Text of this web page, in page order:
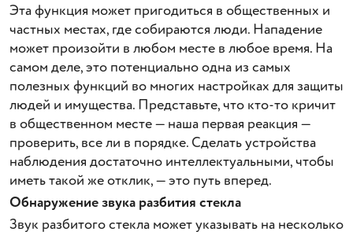
Эта функция может пригодиться в общественных и
частных местах, где собираются люди. Нападение
может произойти в любом месте в любое время. На
самом деле, это потенциально одна из самых
полезных функций во многих настройках для защиты
людей и имущества. Представьте, что кто-то кричит
в общественном месте — наша первая реакция —
проверить, все ли в порядке. Сделать устройства
наблюдения достаточно интеллектуальными, чтобы
иметь такой же отклик, — это путь вперед.
Обнаружение звука разбития стекла
Звук разбитого стекла может указывать на несколько